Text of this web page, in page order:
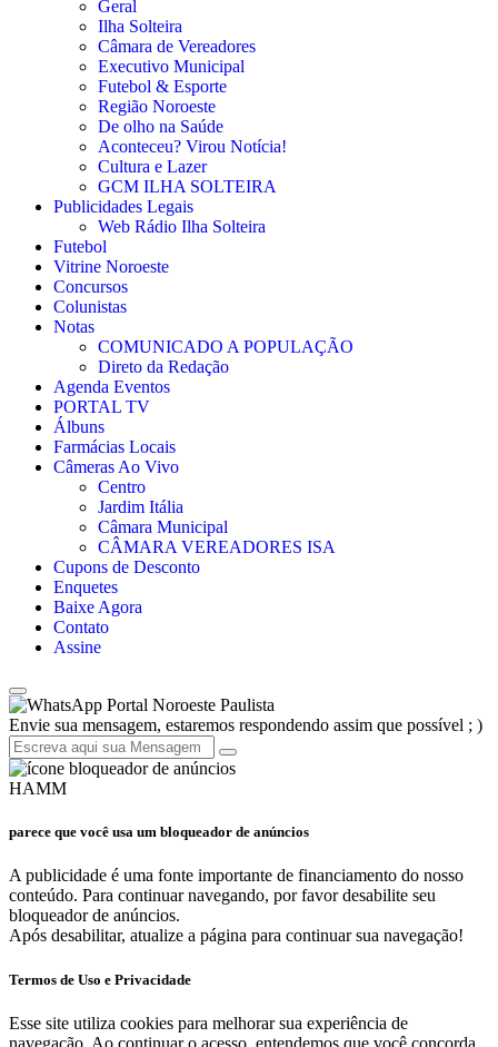
Geral
Ilha Solteira
Câmara de Vereadores
Executivo Municipal
Futebol & Esporte
Região Noroeste
De olho na Saúde
Aconteceu? Virou Notícia!
Cultura e Lazer
GCM ILHA SOLTEIRA
Publicidades Legais
Web Rádio Ilha Solteira
Futebol
Vitrine Noroeste
Concursos
Colunistas
Notas
COMUNICADO A POPULAÇÃO
Direto da Redação
Agenda Eventos
PORTAL TV
Álbuns
Farmácias Locais
Câmeras Ao Vivo
Centro
Jardim Itália
Câmara Municipal
CÂMARA VEREADORES ISA
Cupons de Desconto
Enquetes
Baixe Agora
Contato
Assine
Portal Noroeste Paulista
Envie sua mensagem, estaremos respondendo assim que possível ; )
HAMM
parece que você usa um bloqueador de anúncios
A publicidade é uma fonte importante de financiamento do nosso
conteúdo. Para continuar navegando, por favor desabilite seu
bloqueador de anúncios.
Após desabilitar, atualize a página para continuar sua navegação!
Termos de Uso e Privacidade
Esse site utiliza cookies para melhorar sua experiência de
navegação. Ao continuar o acesso, entendemos que você concorda